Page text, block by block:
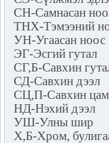
СН-Самнасан
ТНХ-Тэмээний
УН-Угаасан ноос
ЭГ-Эсгий гутал
СГ,Б-Савхин
СД-Савхин дээл
СЦ,П-Савхин
НД-Нэхий дээл
УШ-Улны шир
Х,Б-Хром,